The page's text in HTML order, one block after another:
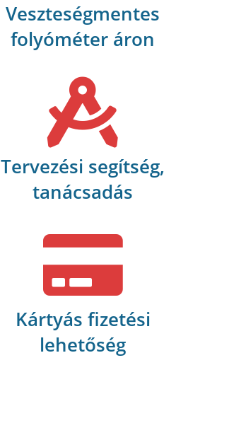
Veszteségmentes
folyóméter áron
Tervezési segítség,
tanácsadás
Kártyás fizetési
lehetőség